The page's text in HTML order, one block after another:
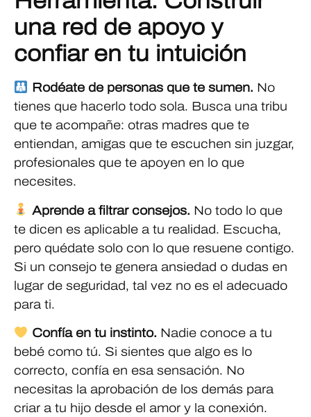
una red de apoyo y
confiar en tu intuición
Rodéate de personas que te sumen. No
tienes que hacerlo todo sola. Busca una tribu
que te acompañe: otras madres que te
entiendan, amigas que te escuchen sin juzgar,
profesionales que te apoyen en lo que
necesites.
Aprende a filtrar consejos. No todo lo que
te dicen es aplicable a tu realidad. Escucha,
pero quédate solo con lo que resuene contigo.
Si un consejo te genera ansiedad o dudas en
lugar de seguridad, tal vez no es el adecuado
para ti.
Confía en tu instinto. Nadie conoce a tu
bebé como tú. Si sientes que algo es lo
correcto, confía en esa sensación. No
necesitas la aprobación de los demás para
criar a tu hijo desde el amor y la conexión.